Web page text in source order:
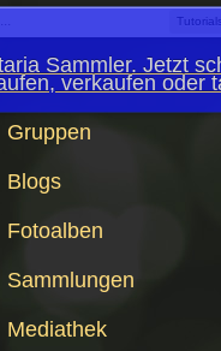
Gruppen
Blogs
Fotoalben
Sammlungen
Mediathek
Sammler. Jetzt
verkaufen oder